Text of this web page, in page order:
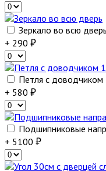
Зеркало во всю дверь
+ 290
Петля с доводчиком
+ 580
Подшипниковые
+ 5100